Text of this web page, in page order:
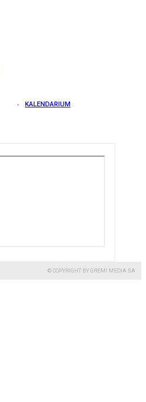
KALENDARIUM
© COPYRIGHT BY GREMI MEDIA SA